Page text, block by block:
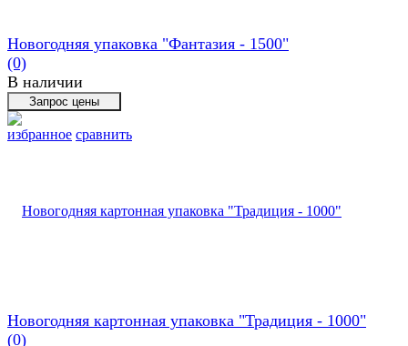
избранное сравнить
Новогодняя упаковка "Фантазия - 1500"
(0)
В наличии
Новогодняя картонная упаковка "Традиция - 1000"
(0)